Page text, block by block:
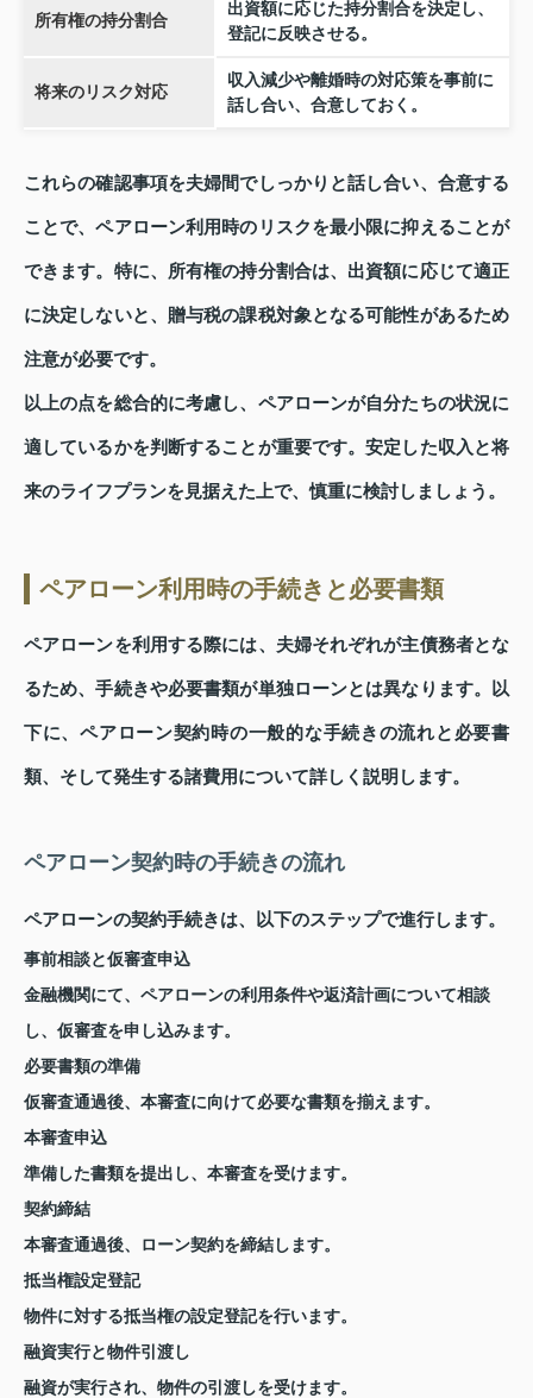
所有権の持分割合
出資額に応じた持分割合を決定し、
登記に反映させる。
将来のリスク対応
収入減少や離婚時の対応策を事前に
話し合い、合意しておく。
これらの確認事項を夫婦間でしっかりと話し合い、合意する
ことで、ペアローン利用時のリスクを最小限に抑えることが
できます。特に、所有権の持分割合は、出資額に応じて適正
に決定しないと、贈与税の課税対象となる可能性があるため
注意が必要です。
以上の点を総合的に考慮し、ペアローンが自分たちの状況に
適しているかを判断することが重要です。安定した収入と将
来のライフプランを見据えた上で、慎重に検討しましょう。
ペアローン利用時の手続きと必要書類
ペアローンを利用する際には、夫婦それぞれが主債務者とな
るため、手続きや必要書類が単独ローンとは異なります。以
下に、ペアローン契約時の一般的な手続きの流れと必要書
類、そして発生する諸費用について詳しく説明します。
ペアローン契約時の手続きの流れ
ペアローンの契約手続きは、以下のステップで進行します。
事前相談と仮審査申込
金融機関にて、ペアローンの利用条件や返済計画について相談
し、仮審査を申し込みます。
必要書類の準備
仮審査通過後、本審査に向けて必要な書類を揃えます。
本審査申込
準備した書類を提出し、本審査を受けます。
契約締結
本審査通過後、ローン契約を締結します。
抵当権設定登記
物件に対する抵当権の設定登記を行います。
融資実行と物件引渡し
融資が実行され、物件の引渡しを受けます。